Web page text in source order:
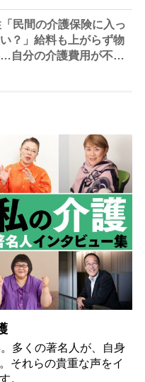
影響は？【FP解説】
民間の介護保険に入っ
？」給料も上がらず物
自分の介護費用が不安
多くの著名人が、自身
それらの貴重な声をイ
。